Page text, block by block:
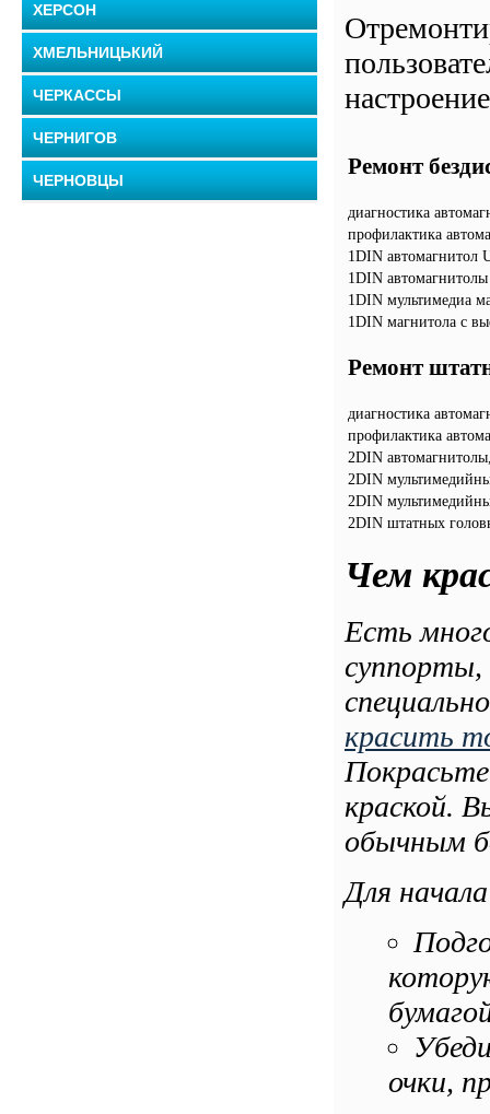
ХЕРСОН
ХМЕЛЬНИЦЬКИЙ
ЧЕРКАССЫ
ЧЕРНИГОВ
ЧЕРНОВЦЫ
Ремонт
диагностика
профилактика
1DIN автомагнитол
1DIN
1DIN мультимедиа
1DIN магнитола с
Ремонт
диагностика
профилактика
2DIN
2DIN
2DIN
2DIN штатных
Чем
Есть
суппорты,
красить
краской.
обычным
Для
очки,